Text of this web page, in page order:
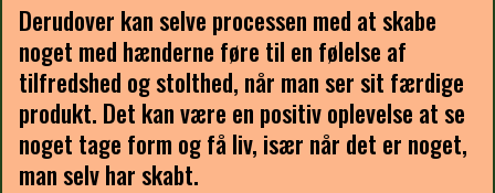
Derudover kan selve processen med at skabe
noget med hænderne føre til en følelse af
tilfredshed og stolthed, når man ser sit færdige
produkt. Det kan være en positiv oplevelse at se
noget tage form og få liv, især når det er noget,
man selv har skabt.